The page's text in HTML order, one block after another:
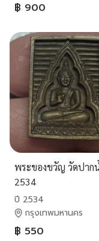
฿ 900
พระของขวัญ วัดปาก
2534
ปี 2534
กรุงเทพมหานคร
฿ 550